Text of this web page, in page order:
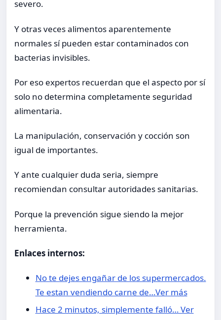
severo.
Y otras veces alimentos aparentemente
normales sí pueden estar contaminados con
bacterias invisibles.
Por eso expertos recuerdan que el aspecto por sí
solo no determina completamente seguridad
alimentaria.
La manipulación, conservación y cocción son
igual de importantes.
Y ante cualquier duda seria, siempre
recomiendan consultar autoridades sanitarias.
Porque la prevención sigue siendo la mejor
herramienta.
Enlaces internos:
No te dejes engañar de los supermercados.
Te estan vendiendo carne de…Ver más
Hace 2 minutos, simplemente falló… Ver